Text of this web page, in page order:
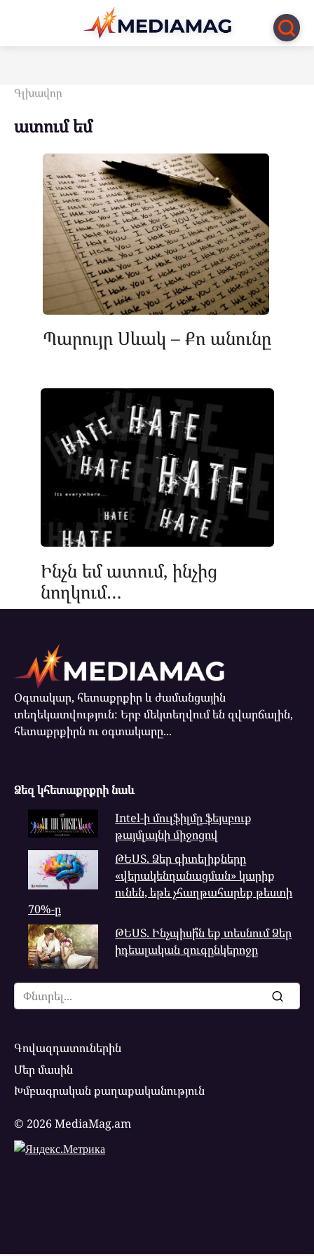
Перейти
контенту
Գլխավոր
ատում եմ
Պարույր Սևակ – Քո անունը
Ինչն եմ ատում, ինչից
նողկում…
Օգտակար, հետաքրքիր և ժամանցային
տեղեկատվություն: Երբ մեկտեղվում են զվարճալին,
հետաքրքիրն ու օգտակարը...
Ձեզ կհետաքրքրի նաև
Intel-ի մուլֆիլմը ֆեյսբուք
թայմլայնի միջոցով
ԹԵՍՏ. Ձեր գիտելիքները
«վերակենդանացման» կարիք
ունեն, եթե չհաղթահարեք թեստի
70%-ը
ԹԵՍՏ. Ինչպիսի՞ն եք տեսնում Ձեր
իդեալական զուգընկերոջը
Search
for:
Գովազդատուներին
Մեր մասին
Խմբագրական քաղաքականություն
© 2026 MediaMag.am